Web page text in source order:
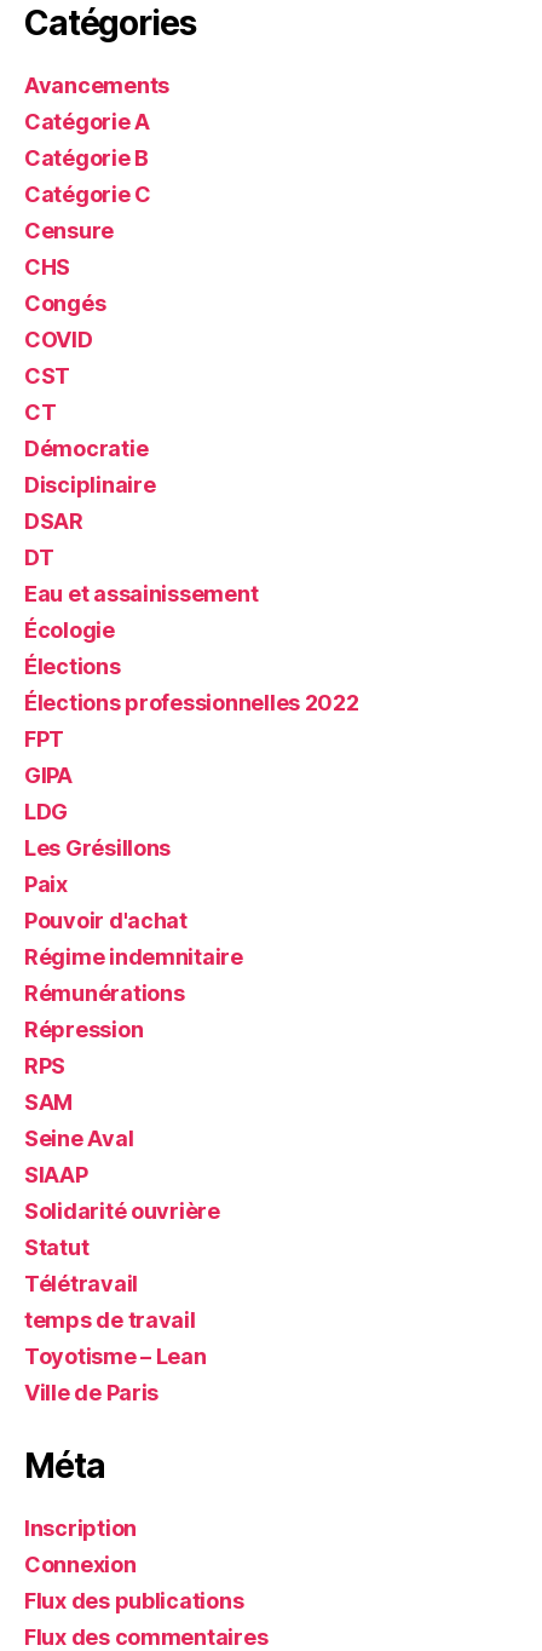
Catégories
Avancements
Catégorie A
Catégorie B
Catégorie C
Censure
CHS
Congés
COVID
CST
CT
Démocratie
Disciplinaire
DSAR
DT
Eau et assainissement
Écologie
Élections
Élections professionnelles 2022
FPT
GIPA
LDG
Les Grésillons
Paix
Pouvoir d'achat
Régime indemnitaire
Rémunérations
Répression
RPS
SAM
Seine Aval
SIAAP
Solidarité ouvrière
Statut
Télétravail
temps de travail
Toyotisme – Lean
Ville de Paris
Méta
Inscription
Connexion
Flux des publications
Flux des commentaires